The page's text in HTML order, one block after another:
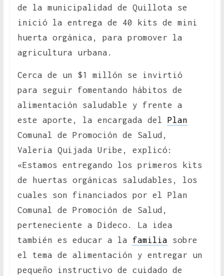
de la municipalidad de Quillota se
inició la entrega de 40 kits de mini
huerta orgánica, para promover la
agricultura urbana.
Cerca de un $1 millón se invirtió
para seguir fomentando hábitos de
alimentación saludable y frente a
este aporte, la encargada del Plan
Comunal de Promoción de Salud,
Valeria Quijada Uribe, explicó:
«Estamos entregando los primeros kits
de huertas orgánicas saludables, los
cuales son financiados por el Plan
Comunal de Promoción de Salud,
perteneciente a Dideco. La idea
también es educar a la familia sobre
el tema de alimentación y entregar un
pequeño instructivo de cuidado de